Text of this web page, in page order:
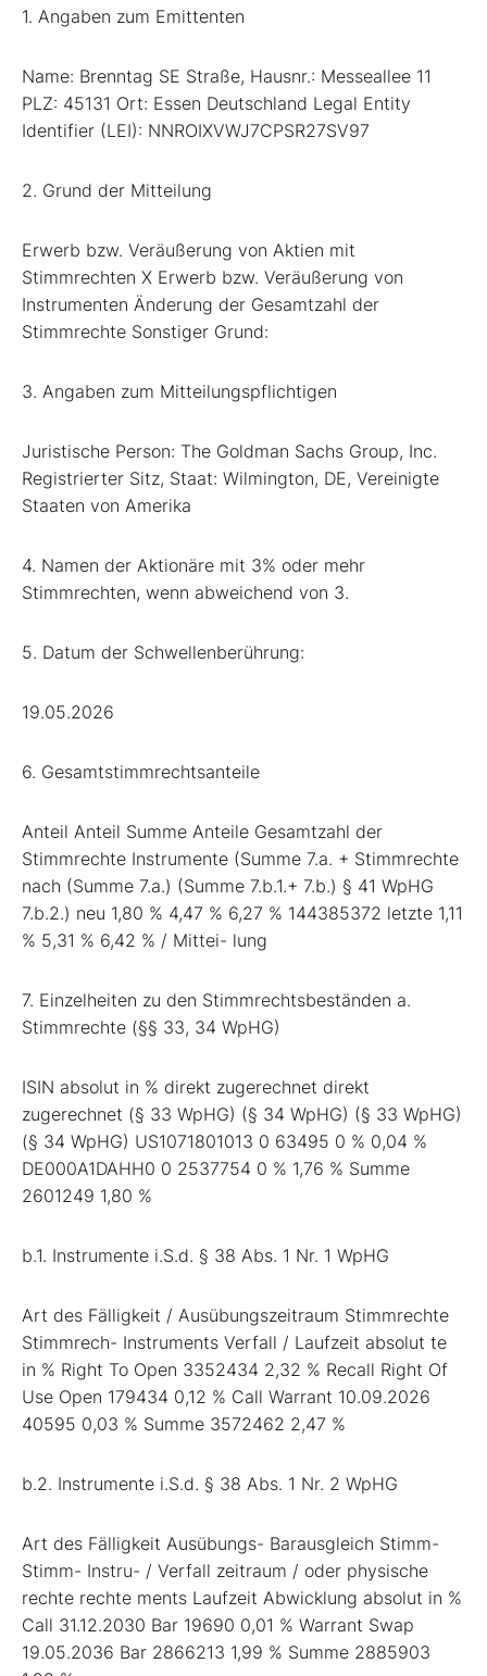
1. Angaben zum Emittenten
Name: Brenntag SE Straße, Hausnr.: Messeallee 11
PLZ: 45131 Ort: Essen Deutschland Legal Entity
Identifier (LEI): NNROIXVWJ7CPSR27SV97
2. Grund der Mitteilung
Erwerb bzw. Veräußerung von Aktien mit
Stimmrechten X Erwerb bzw. Veräußerung von
Instrumenten Änderung der Gesamtzahl der
Stimmrechte Sonstiger Grund:
3. Angaben zum Mitteilungspflichtigen
Juristische Person: The Goldman Sachs Group, Inc.
Registrierter Sitz, Staat: Wilmington, DE, Vereinigte
Staaten von Amerika
4. Namen der Aktionäre mit 3% oder mehr
Stimmrechten, wenn abweichend von 3.
5. Datum der Schwellenberührung:
19.05.2026
6. Gesamtstimmrechtsanteile
Anteil Anteil Summe Anteile Gesamtzahl der
Stimmrechte Instrumente (Summe 7.a. + Stimmrechte
nach (Summe 7.a.) (Summe 7.b.1.+ 7.b.) § 41 WpHG
7.b.2.) neu 1,80 % 4,47 % 6,27 % 144385372 letzte 1,11
% 5,31 % 6,42 % / Mittei- lung
7. Einzelheiten zu den Stimmrechtsbeständen a.
Stimmrechte (§§ 33, 34 WpHG)
ISIN absolut in % direkt zugerechnet direkt
zugerechnet (§ 33 WpHG) (§ 34 WpHG) (§ 33 WpHG)
(§ 34 WpHG) US1071801013 0 63495 0 % 0,04 %
DE000A1DAHH0 0 2537754 0 % 1,76 % Summe
2601249 1,80 %
b.1. Instrumente i.S.d. § 38 Abs. 1 Nr. 1 WpHG
Art des Fälligkeit / Ausübungszeitraum Stimmrechte
Stimmrech- Instruments Verfall / Laufzeit absolut te
in % Right To Open 3352434 2,32 % Recall Right Of
Use Open 179434 0,12 % Call Warrant 10.09.2026
40595 0,03 % Summe 3572462 2,47 %
b.2. Instrumente i.S.d. § 38 Abs. 1 Nr. 2 WpHG
Art des Fälligkeit Ausübungs- Barausgleich Stimm-
Stimm- Instru- / Verfall zeitraum / oder physische
rechte rechte ments Laufzeit Abwicklung absolut in %
Call 31.12.2030 Bar 19690 0,01 % Warrant Swap
19.05.2036 Bar 2866213 1,99 % Summe 2885903